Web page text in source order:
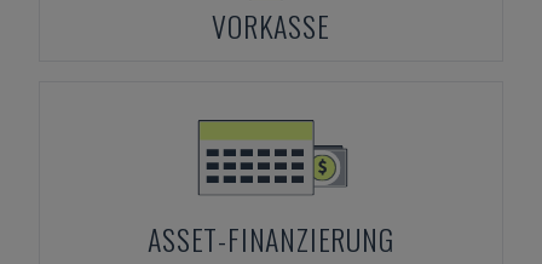
VORKASSE
ASSET-FINANZIERUNG